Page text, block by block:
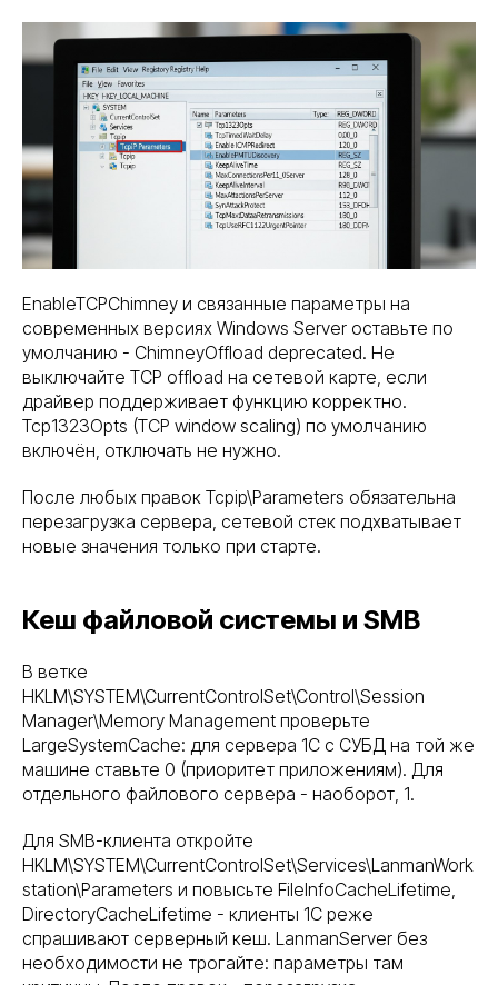
EnableTCPChimney и связанные параметры на
современных версиях Windows Server оставьте по
умолчанию - ChimneyOffload deprecated. Не
выключайте TCP offload на сетевой карте, если
драйвер поддерживает функцию корректно.
Tcp1323Opts (TCP window scaling) по умолчанию
включён, отключать не нужно.
После любых правок Tcpip\Parameters обязательна
перезагрузка сервера, сетевой стек подхватывает
новые значения только при старте.
Кеш файловой системы и SMB
В ветке
HKLM\SYSTEM\CurrentControlSet\Control\Session
Manager\Memory Management проверьте
LargeSystemCache: для сервера 1С с СУБД на той же
машине ставьте 0 (приоритет приложениям). Для
отдельного файлового сервера - наоборот, 1.
Для SMB-клиента откройте
HKLM\SYSTEM\CurrentControlSet\Services\LanmanWork
station\Parameters и повысьте FileInfoCacheLifetime,
DirectoryCacheLifetime - клиенты 1С реже
спрашивают серверный кеш. LanmanServer без
необходимости не трогайте: параметры там